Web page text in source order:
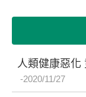
人類健康惡化
2020/11/27